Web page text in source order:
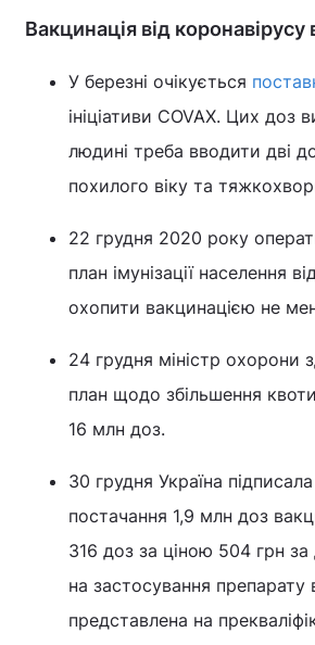
Вакцинація від
У березні очікується
ініціативи COVAX. Цих
людині треба вводити дві
похилого віку та
22 грудня 2020 року
план імунізації населення
охопити вакцинацією не
24 грудня міністр
план щодо збільшення
16 млн доз.
30 грудня Україна
постачання 1,9 млн доз
316 доз за ціною 504 грн
на застосування препарату
представлена на